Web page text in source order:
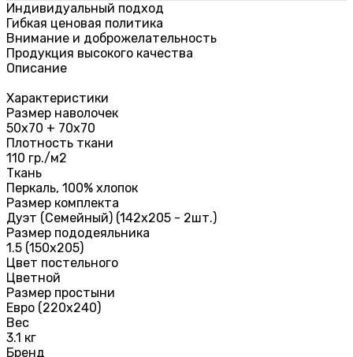
Индивидуальный подход
Гибкая ценовая политика
Внимание и доброжелательность
Продукция высокого качества
Описание
Характеристики
Размер наволочек
50х70 + 70х70
Плотность ткани
110 гр./м2
Ткань
Перкаль, 100% хлопок
Размер комплекта
Дуэт (Семейный) (142х205 - 2шт.)
Размер пододеяльника
1.5 (150х205)
Цвет постельного
Цветной
Размер простыни
Евро (220х240)
Вес
3.1 кг
Бренд